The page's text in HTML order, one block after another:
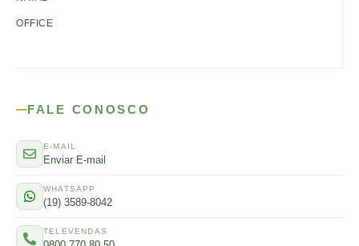
OFFICE
FALE CONOSCO
E-MAIL
Enviar E-mail
WHATSAPP
(19) 3589-8042
TELEVENDAS